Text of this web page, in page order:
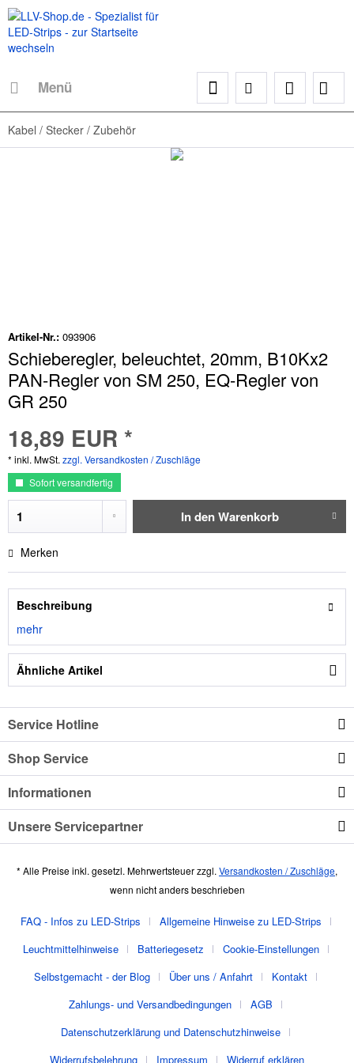
Menü
Kabel / Stecker / Zubehör
Artikel-Nr.: 093906
Schieberegler, beleuchtet, 20mm, B10Kx2
PAN-Regler von SM 250, EQ-Regler von
GR 250
18,89 EUR *
* inkl. MwSt. zzgl. Versandkosten / Zuschläge
Sofort versandfertig
In denWarenkorb
Merken
Beschreibung
mehr
Ähnliche Artikel
Service Hotline
Shop Service
Informationen
Unsere Servicepartner
* Alle Preise inkl. gesetzl. Mehrwertsteuer zzgl. Versandkosten / Zuschläge,
wenn nicht anders beschrieben
FAQ - Infos zu LED-Strips
Allgemeine Hinweise zu LED-Strips
Leuchtmittelhinweise
Batteriegesetz
Cookie-Einstellungen
Selbstgemacht - der Blog
Über uns / Anfahrt
Kontakt
Zahlungs- und Versandbedingungen
AGB
Datenschutzerklärung und Datenschutzhinweise
Widerrufsbelehrung
Impressum Widerruf erklären